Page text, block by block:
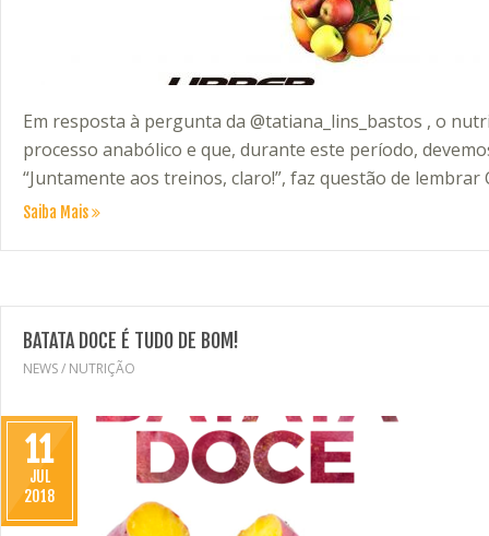
Em resposta à pergunta da @tatiana_lins_bastos , o
processo anabólico e que, durante este período,
“Juntamente aos treinos, claro!”, faz questão de
Saiba Mais
BATATA DOCE É TUDO DE BOM!
NEWS/ NUTRIÇÃO
11
JUL
2018